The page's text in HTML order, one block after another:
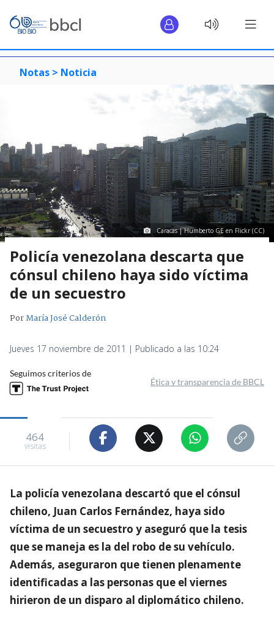
Notas > Noticia
Caracas | Humberto GE en Flickr (CC)
Policía venezolana descarta que
cónsul chileno haya sido víctima
de un secuestro
PorMaría José Calderón
Jueves 17 noviembre de 2011 | Publicado a las 10:24
Seguimos criterios de
Ética y transparencia de BBCL
464
visitas
La policía venezolana descartó que el cónsul
chileno, Juan Carlos Fernández, haya sido
víctima de un secuestro y aseguró que la tesis
que se maneja es la del robo de su vehículo.
Además, aseguraron que tienen plenamente
identificadas a las personas que el viernes
hirieron de un disparo al diplomático chileno.